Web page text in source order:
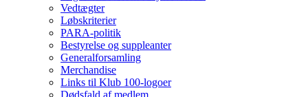
Vedtægter
Løbskriterier
PARA-politik
Bestyrelse og suppleanter
Generalforsamling
Merchandise
Links til Klub 100-logoer
Dødsfald af medlem